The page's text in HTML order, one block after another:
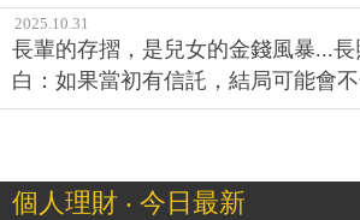
2025.10.31
長輩的存摺，是兒女的金錢風暴...
白：如果當初有信託，結局可能會
個人理財 ‧ 今日最新